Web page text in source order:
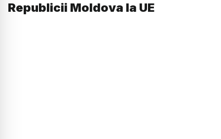
Republicii Moldova la UE